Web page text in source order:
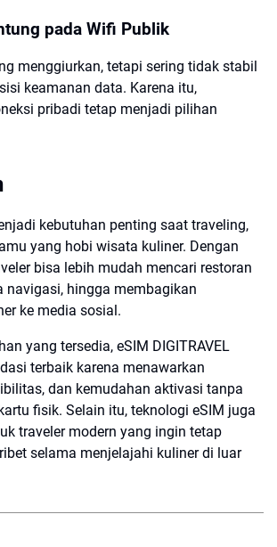
pada Wifi Publik
menggiurkan, tetapi sering tidak stabil
keamanan data. Karena itu,
pribadi tetap menjadi pilihan
kebutuhan penting saat traveling,
yang hobi wisata kuliner. Dengan
bisa lebih mudah mencari restoran
navigasi, hingga membagikan
ke media sosial.
yang tersedia, eSIM DIGITRAVEL
terbaik karena menawarkan
dan kemudahan aktivasi tanpa
fisik. Selain itu, teknologi eSIM juga
traveler modern yang ingin tetap
selama menjelajahi kuliner di luar